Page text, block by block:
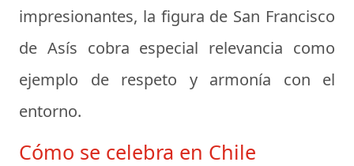
impresionantes, la figura de San Francisco
de Asís cobra especial relevancia como
ejemplo de respeto y armonía con el
entorno.
Cómo se celebra en Chile